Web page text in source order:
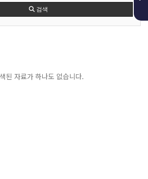
검색
된 자료가 하나도 없습니다.